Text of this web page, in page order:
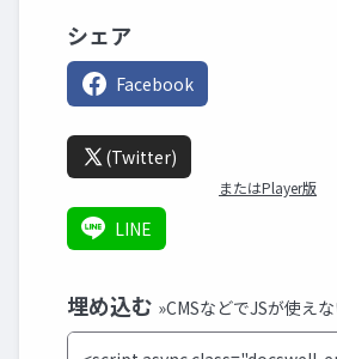
シェア
Facebook
(Twitter)
またはPlayer版
LINE
埋め込む »CMSなどでJSが使え